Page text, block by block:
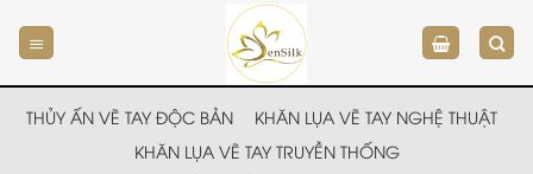
đến
nội
dung
THỦY ẤN VẼ TAY ĐỘC BẢN
KHĂN LỤA VẼ TAY NGHỆ THUẬT
KHĂN LỤA VẼ TAY TRUYỀN THỐNG